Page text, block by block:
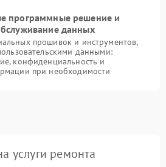
программные решение и
данных
прошивок и инструментов,
данными:
конфиденциальность и
при необходимости
услуги ремонта